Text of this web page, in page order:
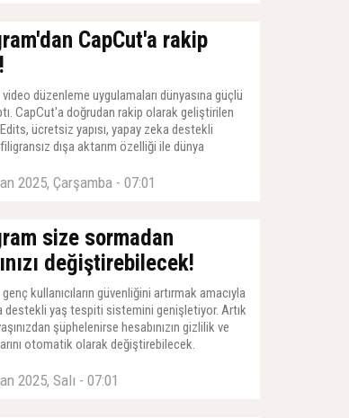
CapCut'a rakip
düzenleme uygulamaları dünyasına güçlü
CapCut'a doğrudan rakip olarak geliştirilen
ücretsiz yapısı, yapay zeka destekli
dışa aktarım özelliği ile dünya
2025, Çarşamba - 07:01
size sormadan
değiştirebilecek!
kullanıcıların güvenliğini artırmak amacıyla
destekli yaş tespiti sistemini genişletiyor. Artık
şüphelenirse hesabınızın gizlilik ve
otomatik olarak değiştirebilecek.
2025, Salı - 07:01